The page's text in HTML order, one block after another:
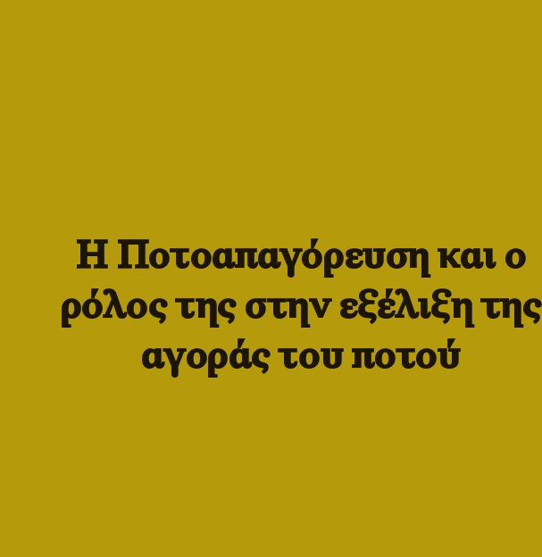
Η Ποτοαπαγόρευση και ο
ρόλος της στην εξέλιξη της
αγοράς του ποτού